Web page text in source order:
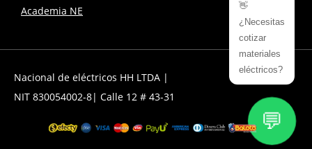
Academia NE
👋
¿Necesitas
cotizar
materiales
eléctricos?
💬
Nacional de eléctricos HH LTDA |
NIT 830054002-8| Calle 12 # 43-31